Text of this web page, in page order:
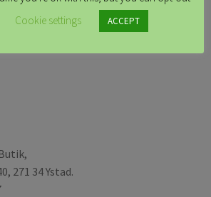
271 34 Ystad.
Cookie settings ACCEPT